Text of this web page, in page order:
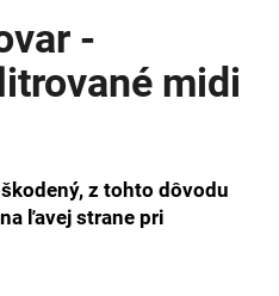
-
midi
z tohto dôvodu
ľavej strane pri